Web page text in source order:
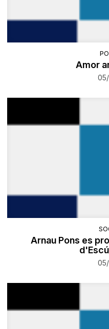
Amor
05/
Arnau Pons es
05/